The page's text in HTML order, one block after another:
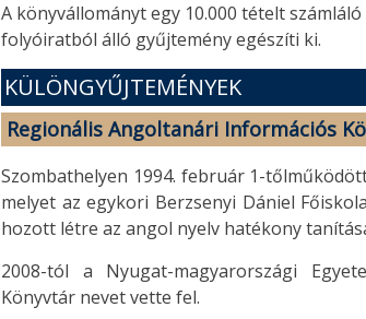
A könyvállományt egy 10.000 tételt
folyóiratból álló gyűjtemény egészíti ki.
KÜLÖNGYŰJTEMÉNYEK
Regionális Angoltanári Információs
Szombathelyen 1994. február 1-
melyet az egykori Berzsenyi Dániel
hozott létre az angol nyelv hatékony
2008-tól a Nyugat-magyarországi
Könyvtár nevet vette fel.